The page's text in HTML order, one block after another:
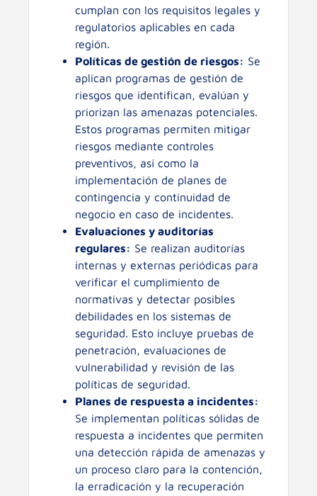
cumplan con los requisitos legales y
regulatorios aplicables en cada
región.
Políticas de gestión de riesgos: Se
aplican programas de gestión de
riesgos que identifican, evalúan y
priorizan las amenazas potenciales.
Estos programas permiten mitigar
riesgos mediante controles
preventivos, así como la
implementación de planes de
contingencia y continuidad de
negocio en caso de incidentes.
Evaluaciones y auditorías
regulares: Se realizan auditorías
internas y externas periódicas para
verificar el cumplimiento de
normativas y detectar posibles
debilidades en los sistemas de
seguridad. Esto incluye pruebas de
penetración, evaluaciones de
vulnerabilidad y revisión de las
políticas de seguridad.
Planes de respuesta a incidentes:
Se implementan políticas sólidas de
respuesta a incidentes que permiten
una detección rápida de amenazas y
un proceso claro para la contención,
la erradicación y la recuperación